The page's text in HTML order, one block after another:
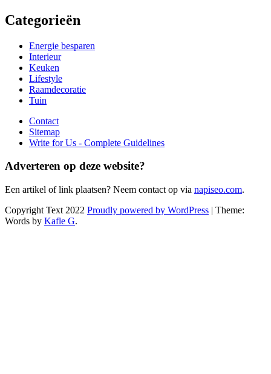
Categorieën
Energie besparen
Interieur
Keuken
Lifestyle
Raamdecoratie
Tuin
Contact
Sitemap
Write for Us - Complete Guidelines
Adverteren op deze website?
Een artikel of link plaatsen? Neem contact op via napiseo.com.
Copyright Text 2022 Proudly powered by WordPress | Theme:
Words by Kafle G.